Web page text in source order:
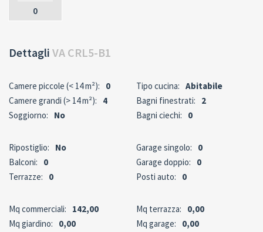
0
Dettagli VA CRL5-B1
Camere piccole (< 14 m²):
0
Camere grandi (> 14 m²):
4
Soggiorno:
No
Tipo cucina: Abitabile
Bagni finestrati:
2
Bagni ciechi:
0
Ripostiglio:
No
Balconi:
0
Terrazze:
0
Garage singolo:
0
Garage doppio:
0
Posti auto:
0
Mq commerciali:
142,00
Mq giardino:
0,00
Mq terrazza:
0,00
Mq garage:
0,00